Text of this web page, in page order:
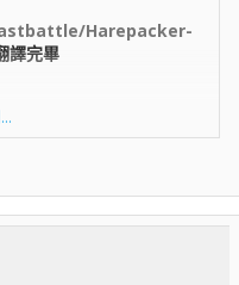
Harepacker-
譯完畢​